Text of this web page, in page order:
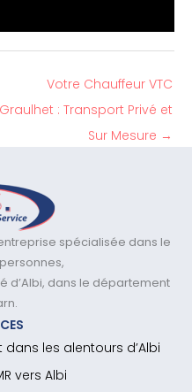
Votre Chauffeur VTC
Graulhet : Transport Privé et
Sur Mesure →
spécialisée dans le
d’Albi, dans le département
les alentours d’Albi
vers Albi